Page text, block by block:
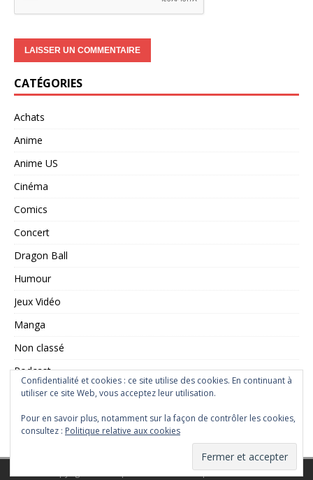
CATÉGORIES
Achats
Anime
Anime US
Cinéma
Comics
Concert
Dragon Ball
Humour
Jeux Vidéo
Manga
Non classé
Podcast
Saint Seiya
Série TV
Copyright © 2026 | Thème WordPress parMH Themes
Confidentialité et cookies : ce site utilise des cookies. En continuant à
utiliser ce site Web, vous acceptez leur utilisation.
Pour en savoir plus, notamment sur la façon de contrôler les cookies,
consultez : Politique relative aux cookies